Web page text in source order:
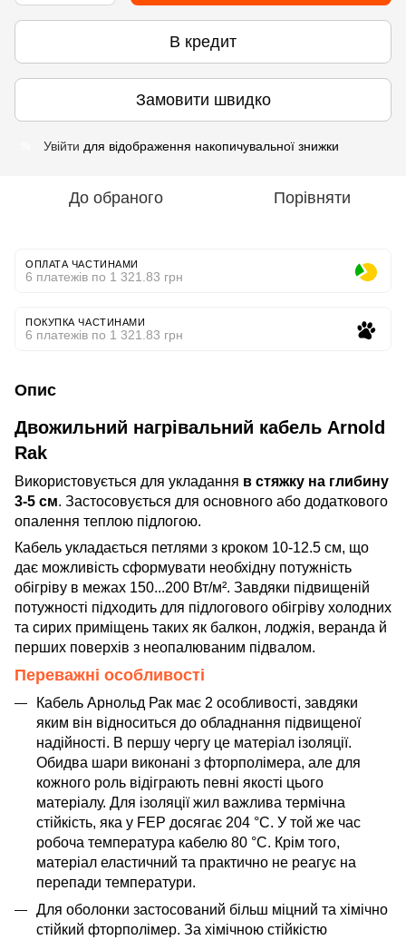
В кредит
Замовити швидко
Увійти для відображення накопичувальної знижки
До обраного Порівняти
ОПЛАТА ЧАСТИНАМИ
6 платежів по 1 321.83 грн
ПОКУПКА ЧАСТИНАМИ
6 платежів по 1 321.83 грн
Опис
Двожильний нагрівальний кабель Arnold
Rak
Використовується для укладання в стяжку на глибину
3-5 см. Застосовується для основного або додаткового
опалення теплою підлогою.
Кабель укладається петлями з кроком 10-12.5 см, що
дає можливість сформувати необхідну потужність
обігріву в межах 150...200 Вт/м². Завдяки підвищеній
потужності підходить для підлогового обігріву холодних
та сирих приміщень таких як балкон, лоджія, веранда й
перших поверхів з неопалюваним підвалом.
Переважні особливості
Кабель Арнольд Рак має 2 особливості, завдяки
яким він відноситься до обладнання підвищеної
надійності. В першу чергу це матеріал ізоляції.
Обидва шари виконані з фторполімера, але для
кожного роль відіграють певні якості цього
матеріалу. Для ізоляції жил важлива термічна
стійкість, яка у FEP досягає 204 °C. У той же час
робоча температура кабелю 80 °C. Крім того,
матеріал еластичний та практично не реагує на
перепади температури.
Для оболонки застосований більш міцний та хімічно
стійкий фторполімер. За хімічною стійкістю